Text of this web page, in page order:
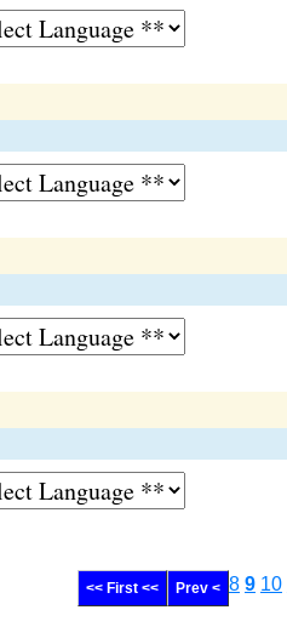
<< First << Prev < 8 9 10